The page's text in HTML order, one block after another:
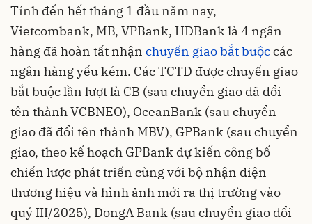
Tính đến hết tháng 1 đầu năm nay,
Vietcombank, MB, VPBank, HDBank là 4 ngân
hàng đã hoàn tất nhận chuyển giao bắt buộccác
ngân hàng yếu kém. Các TCTD được chuyển giao
bắt buộc lần lượt là CB (sau chuyển giao đã đổi
tên thành VCBNEO), OceanBank (sau chuyển
giao đã đổi tên thành MBV), GPBank (sau chuyển
giao, theo kế hoạch GPBank dự kiến công bố
chiến lược phát triển cùng với bộ nhận diện
thương hiệu và hình ảnh mới ra thị trường vào
quý III/2025), DongA Bank (sau chuyển giao đổi